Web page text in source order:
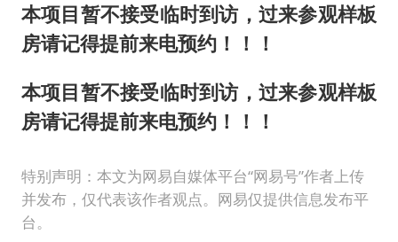
本项目暂不接受临时到访，过来参观样板
房请记得提前来电预约！！！
本项目暂不接受临时到访，过来参观样板
房请记得提前来电预约！！！
特别声明：本文为网易自媒体平台“网易号”作者上传
并发布，仅代表该作者观点。网易仅提供信息发布平
台。